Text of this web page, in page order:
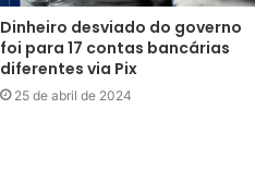
Dinheiro desviado do governo
foi para 17 contas bancárias
diferentes via Pix
25 de abril de 2024